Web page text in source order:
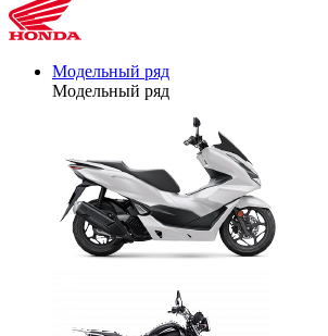
Модельный ряд
Модельный ряд